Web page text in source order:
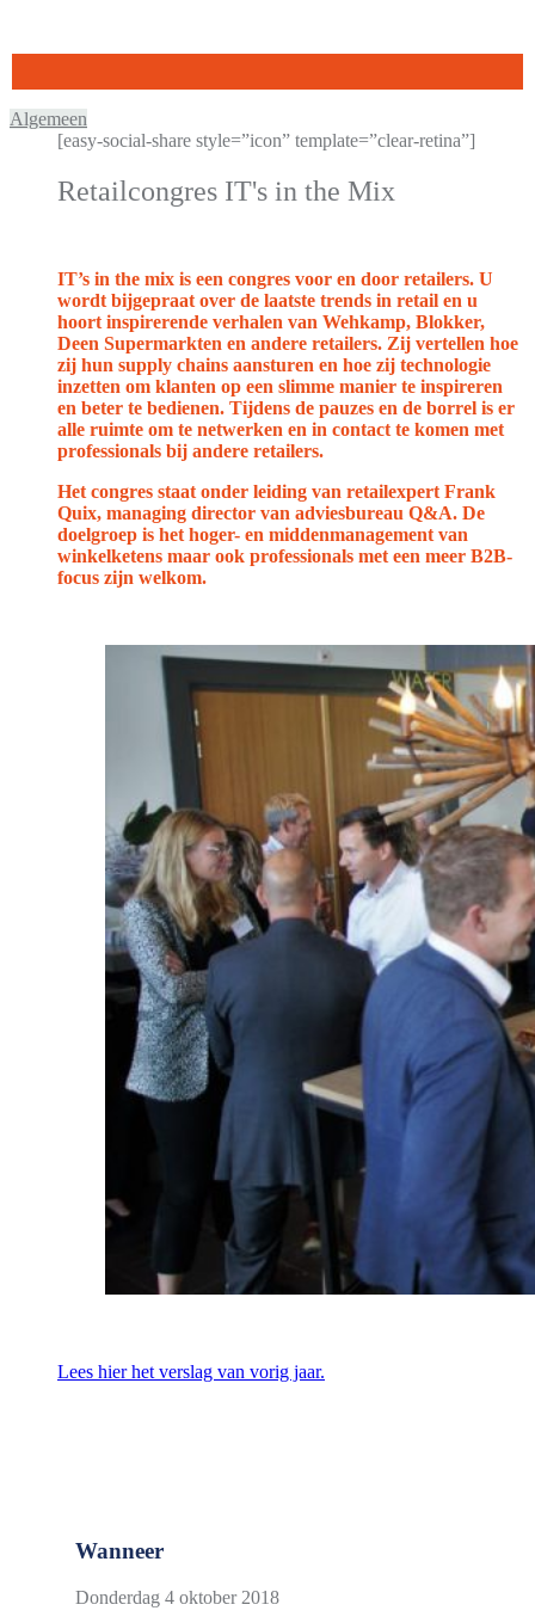
Algemeen
[easy-social-share style=”icon” template=”clear-retina”]
Retailcongres IT's in the Mix
IT’s in the mix is een congres voor en door retailers. U
wordt bijgepraat over de laatste trends in retail en u
hoort inspirerende verhalen van Wehkamp, Blokker,
Deen Supermarkten en andere retailers. Zij vertellen hoe
zij hun supply chains aansturen en hoe zij technologie
inzetten om klanten op een slimme manier te inspireren
en beter te bedienen. Tijdens de pauzes en de borrel is er
alle ruimte om te netwerken en in contact te komen met
professionals bij andere retailers.
Het congres staat onder leiding van retailexpert Frank
Quix, managing director van adviesbureau Q&A. De
doelgroep is het hoger- en middenmanagement van
winkelketens maar ook professionals met een meer B2B-
focus zijn welkom.
Lees hier het verslag van vorig jaar.
Wanneer
Donderdag 4 oktober 2018